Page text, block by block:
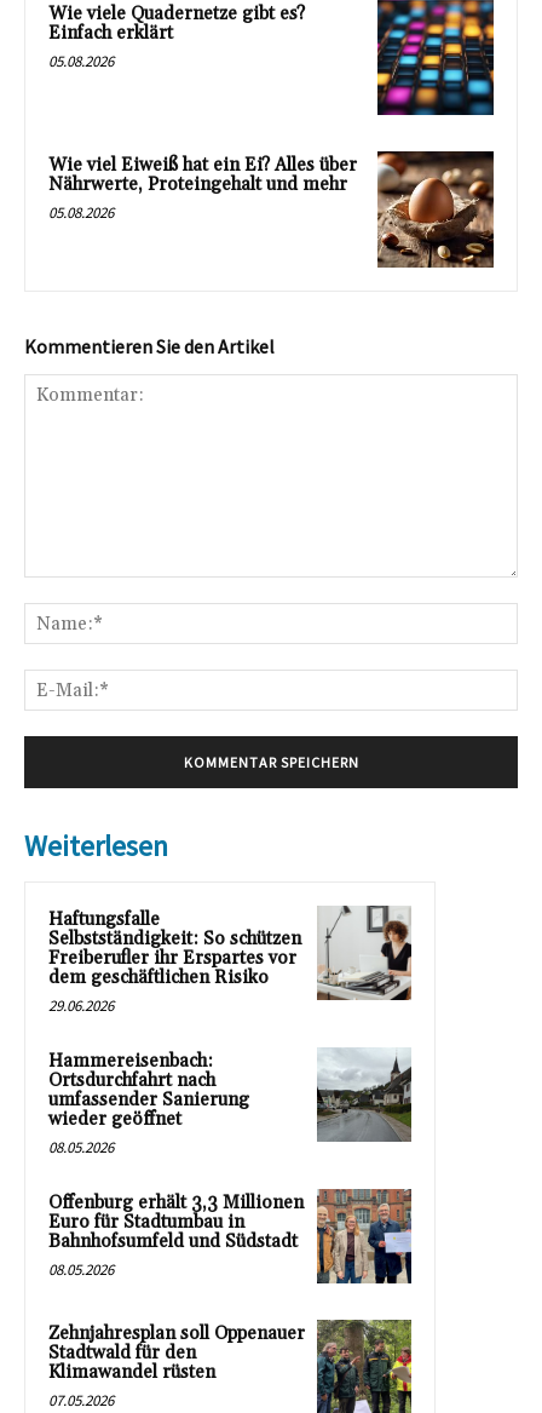
Wie viele Quadernetze gibt es?
Einfach erklärt
05.08.2026
Wie viel Eiweiß hat ein Ei? Alles über
Nährwerte, Proteingehalt und mehr
05.08.2026
Kommentieren Sie den Artikel
Weiterlesen
Haftungsfalle
Selbstständigkeit: So schützen
Freiberufler ihr Erspartes vor
dem geschäftlichen Risiko
29.06.2026
Hammereisenbach:
Ortsdurchfahrt nach
umfassender Sanierung
wieder geöffnet
08.05.2026
Offenburg erhält 3,3 Millionen
Euro für Stadtumbau in
Bahnhofsumfeld und Südstadt
08.05.2026
Zehnjahresplan soll Oppenauer
Stadtwald für den
Klimawandel rüsten
07.05.2026